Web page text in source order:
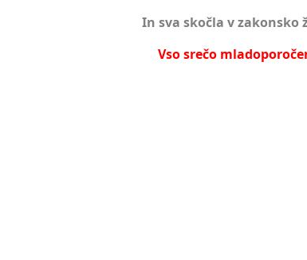
In sva skočla v zakonsko
Vso srečo